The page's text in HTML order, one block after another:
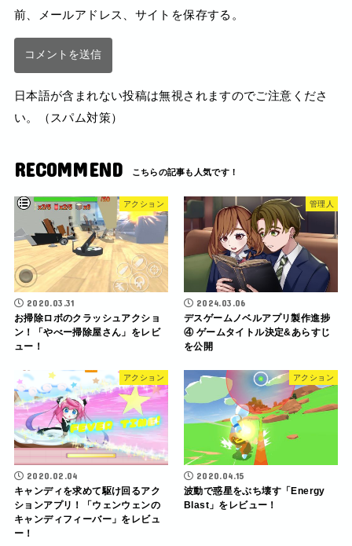
前、メールアドレス、サイトを保存する。
日本語が含まれない投稿は無視されますのでご注意くださ
い。（スパム対策）
RECOMMEND
アクション
2020.03.31
お掃除ロボのクラッシュアクショ
ン！「やべー掃除屋さん」をレビ
ュー！
管理人
2024.03.06
デスゲームノベルアプリ製作進捗
④ ゲームタイトル決定&あらすじ
を公開
アクション
2020.02.04
キャンディを求めて駆け回るアク
ションアプリ！「ウェンウェンの
キャンディフィーバー」をレビュ
ー！
アクション
2020.04.15
波動で惑星をぶち壊す「Energy
Blast」をレビュー！